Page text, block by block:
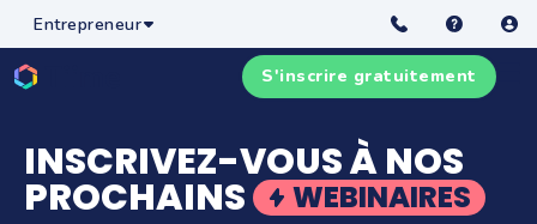
Entrepreneur
☰
S'inscrire gratuitement
INSCRIVEZ-VOUS À NOS
PROCHAINS WEBINAIRES